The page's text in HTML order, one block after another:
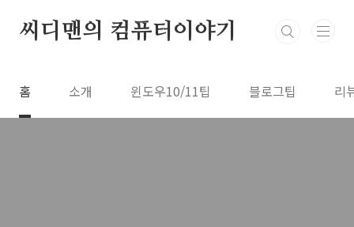
씨디맨의 컴퓨터이야기
홈 소개 윈도우10/11팁 블로그팁 리